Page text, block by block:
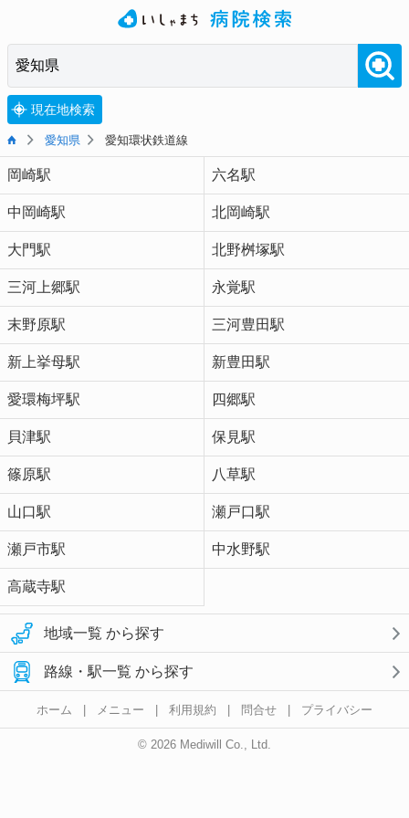
現在地検索
愛知県 愛知環状鉄道線
岡崎駅 六名駅
中岡崎駅 北岡崎駅
大門駅 北野桝塚駅
三河上郷駅 永覚駅
末野原駅 三河豊田駅
新上挙母駅 新豊田駅
愛環梅坪駅 四郷駅
貝津駅 保見駅
篠原駅 八草駅
山口駅 瀬戸口駅
瀬戸市駅 中水野駅
高蔵寺駅
地域一覧 から探す
路線・駅一覧 から探す
ホーム | メニュー | 利用規約 | 問合せ | プライバシー
© 2026 Mediwill Co., Ltd.